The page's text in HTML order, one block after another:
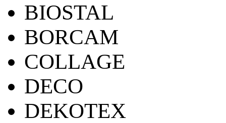
BIOSTAL
BORCAM
COLLAGE
DECO
DEKOTEX